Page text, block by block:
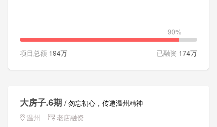
90%
项目总额 194万 已融资 174万
大房子.6期 / 勿忘初心，传递温州精神
温州
老店融资